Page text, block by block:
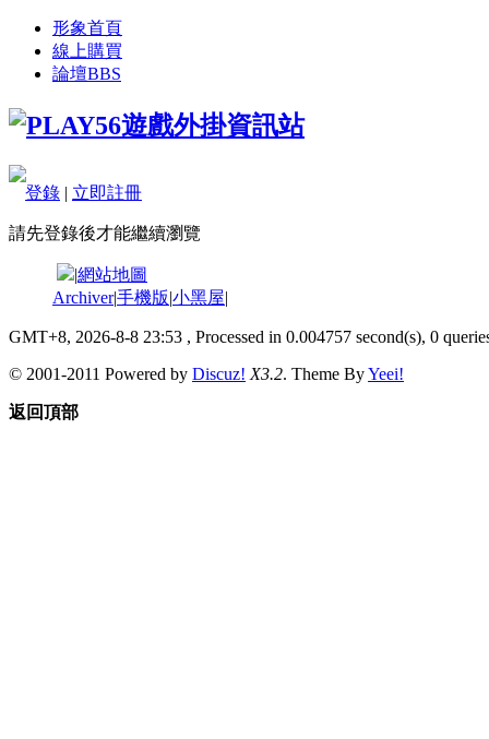
形象首頁
線上購買
論壇BBS
登錄 | 立即註冊
請先登錄後才能繼續瀏覽
|網站地圖
Archiver|手機版|小黑屋|
GMT+8, 2026-8-8 23:53 , Processed in 0.004757 second(s), 0
© 2001-2011 Powered by Discuz! X3.2. Theme ByYeei!
返回頂部